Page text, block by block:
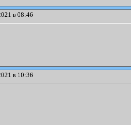
в 08:46
в 10:36